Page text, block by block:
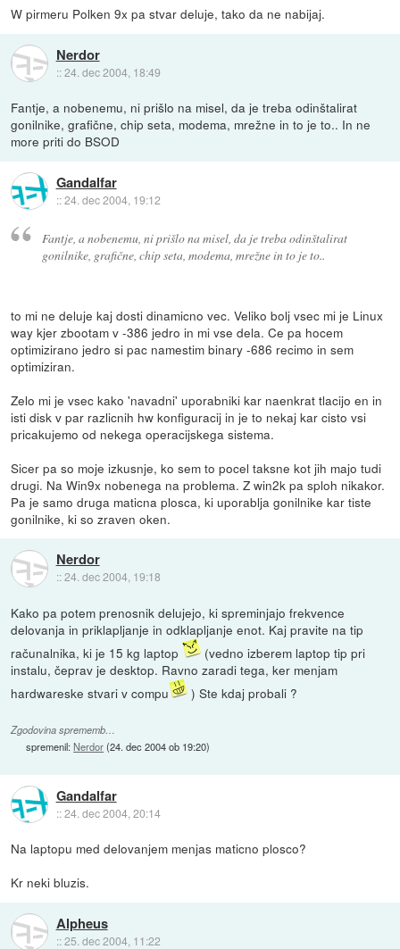
W pirmeru Polken 9x pa stvar deluje, tako da ne nabijaj.
Nerdor
::24. dec 2004, 18:49
Fantje, a nobenemu, ni prišlo na misel, da je treba odinštalirat
gonilnike, grafične, chip seta, modema, mrežne in to je to.. In ne
more priti do BSOD
Gandalfar
::24. dec 2004, 19:12
Fantje, a nobenemu, ni prišlo na misel, da je treba odinštalirat
gonilnike, grafične, chip seta, modema, mrežne in to je to..
to mi ne deluje kaj dosti dinamicno vec. Veliko bolj vsec mi je Linux
way kjer zbootam v -386 jedro in mi vse dela. Ce pa hocem
optimizirano jedro si pac namestim binary -686 recimo in sem
optimiziran.
Zelo mi je vsec kako 'navadni' uporabniki kar naenkrat tlacijo en in
isti disk v par razlicnih hw konfiguracij in je to nekaj kar cisto vsi
pricakujemo od nekega operacijskega sistema.
Sicer pa so moje izkusnje, ko sem to pocel taksne kot jih majo tudi
drugi. Na Win9x nobenega na problema. Z win2k pa sploh nikakor.
Pa je samo druga maticna plosca, ki uporablja gonilnike kar tiste
gonilnike, ki so zraven oken.
Nerdor
::24. dec 2004, 19:18
Kako pa potem prenosnik delujejo, ki spreminjajo frekvence
delovanja in priklapljanje in odklapljanje enot. Kaj pravite na tip
računalnika, ki je 15 kg laptop
(vedno izberem laptop tip pri
instalu, čeprav je desktop. Ravno zaradi tega, ker menjam
hardwareske stvari v compu
) Ste kdaj probali ?
Zgodovina sprememb…
spremenil:Nerdor(24. dec 2004 ob 19:20)
Gandalfar
::24. dec 2004, 20:14
Na laptopu med delovanjem menjas maticno plosco?
Kr neki bluzis.
Alpheus
::25. dec 2004, 11:22